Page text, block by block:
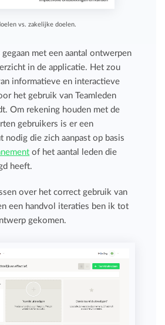
vs. zakelijke doelen.
gegaan met een aantal ontwerpen
in de applicatie. Het zou
informatieve en interactieve
het gebruik van Teamleden
Om rekening houden met de
gebruikers is er een
nodig die zich aanpast op basis
of het aantal leden die
heeft.
over het correct gebruik van
een handvol iteraties ben ik tot
gekomen.